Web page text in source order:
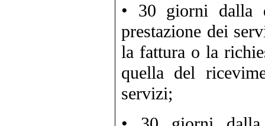
• 30 giorni dalla
prestazione dei
la fattura o la
quella del
servizi;